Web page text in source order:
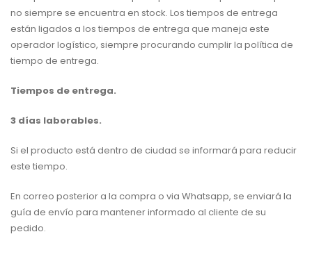
no siempre se encuentra en stock. Los tiempos de entrega
están ligados a los tiempos de entrega que maneja este
operador logístico, siempre procurando cumplir la política de
tiempo de entrega.
Tiempos de entrega.
3 días laborables.
Si el producto está dentro de ciudad se informará para reducir
este tiempo.
En correo posterior a la compra o via Whatsapp, se enviará la
guía de envío para mantener informado al cliente de su
pedido.